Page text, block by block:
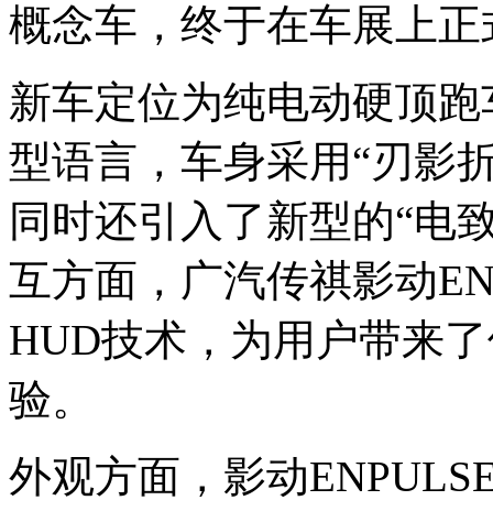
概念车，终于在车展上
新车定位为纯电动硬顶
型语言，车身采用“刃影
同时还引入了新型的“电
互方面，广汽传祺影动
HUD技术，为用户带来
验。
外观方面，影动